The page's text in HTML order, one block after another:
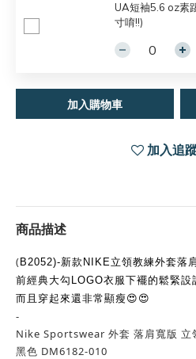
UA短袖5.6 oz素
寸唷!!)
加入購物車
加入追
商品描述
( B2052)-新款NIKE立領教練外套落
前經典大勾LOGO衣服下襬的鬆緊設
而且穿起來還非常顯瘦😍😍
-
Nike Sportswear 外套 落肩寬版 立
黑色 DM6182-010